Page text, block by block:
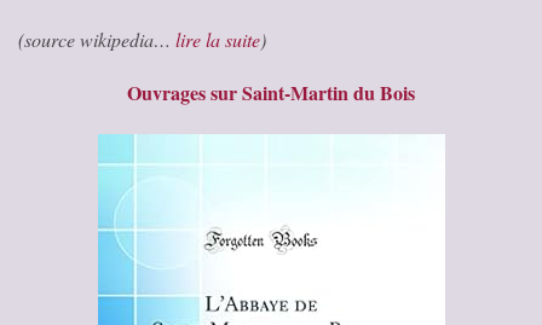
(source wikipedia… lire la suite)
Ouvrages sur Saint-Martin du Bois